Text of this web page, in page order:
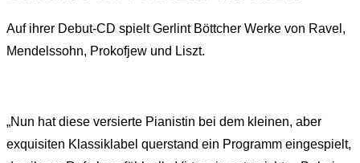
Auf ihrer Debut-CD spielt Gerlint Böttcher Werke von Ravel,
Mendelssohn, Prokofjew und Liszt.
„Nun hat diese versierte Pianistin bei dem kleinen, aber
exquisiten Klassiklabel querstand ein Programm eingespielt,